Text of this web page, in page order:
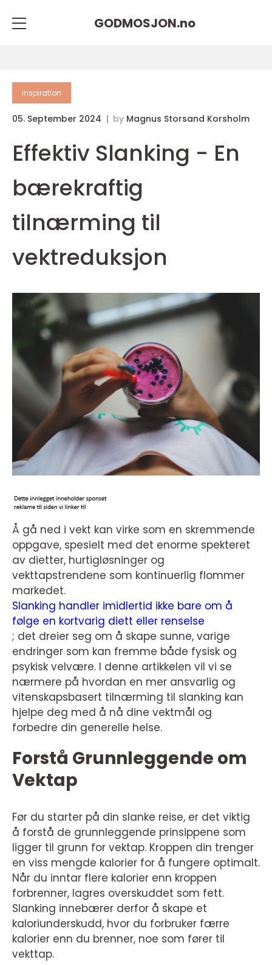
GODMOSJON.no
inspiration
05. September 2024 by Magnus Storsand Korsholm
Effektiv Slanking - En
bærekraftig
tilnærming til
vektreduksjon
Å gå ned i vekt kan virke som en skremmende
oppgave, spesielt med det enorme spekteret
av dietter, hurtigløsninger og
vekttapstrendene som kontinuerlig flommer
markedet.
Slanking handler imidlertid ikke bare om å
følge en kortvarig diett eller renselse
; det dreier seg om å skape sunne, varige
endringer som kan fremme både fysisk og
psykisk velvære. I denne artikkelen vil vi se
nærmere på hvordan en mer ansvarlig og
vitenskapsbasert tilnærming til slanking kan
hjelpe deg med å nå dine vektmål og
forbedre din generelle helse.
Forstå Grunnleggende om
Vektap
Før du starter på din slanke reise, er det viktig
å forstå de grunnleggende prinsippene som
ligger til grunn for vektap. Kroppen din trenger
en viss mengde kalorier for å fungere optimalt.
Når du inntar flere kalorier enn kroppen
forbrenner, lagres overskuddet som fett.
Slanking innebærer derfor å skape et
kaloriunderskudd, hvor du forbruker færre
kalorier enn du brenner, noe som fører til
vekttap.